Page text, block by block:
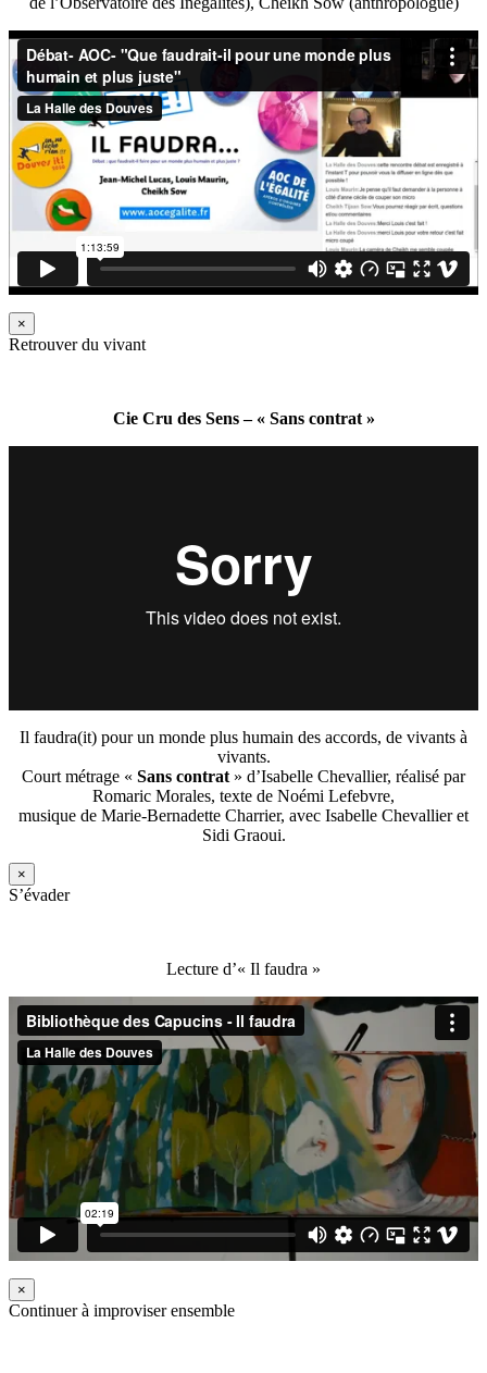
×
Retrouver du vivant
Cie Cru des Sens – « Sans contrat »
Il faudra(it) pour un monde plus humain des accords, de vivants à
vivants.
Court métrage « Sans contrat » d’Isabelle Chevallier, réalisé par
Romaric Morales, texte de Noémi Lefebvre,
musique de Marie-Bernadette Charrier, avec Isabelle Chevallier et
Sidi Graoui.
×
S’évader
Lecture d’« Il faudra »
×
Continuer à improviser ensemble